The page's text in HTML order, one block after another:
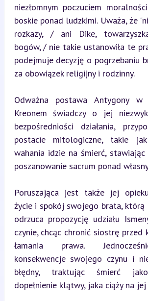
niezłomnym poczuciem
boskie ponad ludzkimi. Uważa, że
rozkazy, / ani Dike,
bogów, / nie takie ustanowiła te
podejmuje decyzję o pogrzebaniu
za obowiązek religijny i rodzinny.
Odważna postawa Antygony
Kreonem świadczy o jej
bezpośredniości działania,
postacie mitologiczne, takie
wahania idzie na śmierć,
poszanowanie sacrum ponad
Poruszająca jest także jej
życie i spokój swojego brata, którą
odrzuca propozycję udziału
czynie, chcąc chronić siostrę przed
łamania prawa.
konsekwencje swojego czynu i
błędny, traktując śmierć
dopełnienie klątwy, jaka ciąży na